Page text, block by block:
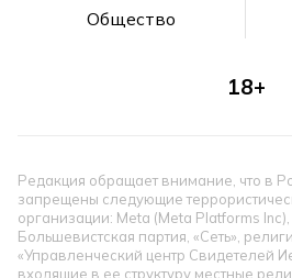
Общество
18+
Редакция обращает внимание, что в
запрещены следующие
организации: Meta (Meta Platforms
Большевистская партия, «Сеть»,
«Управленческий центр Свидетелей
входящие в ее структуру местные